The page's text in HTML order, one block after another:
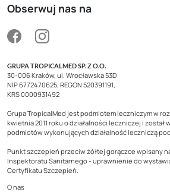
Obserwuj nas na
GRUPA TROPICALMED SP. Z O.O.
30-006 Kraków, ul. Wrocławska 53D
NIP 6772470625, REGON 520391191,
KRS 0000931492
Grupa TropicalMed jest podmiotem leczniczym w
kwietnia 2011 roku o działalności leczniczej i został
podmiotów wykonujących działalność leczniczą
Punkt szczepień przeciw żółtej gorączce wpisany
Inspektoratu Sanitarnego - uprawnienie do
Certyfikatu Szczepień.
O nas